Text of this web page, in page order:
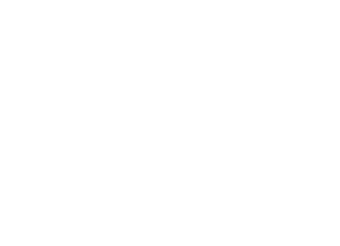
ein und damit heißt es: Leinen los